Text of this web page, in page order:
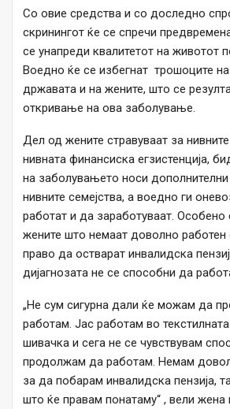
Со овие средства и со доследно
скринингот ќе се спречи
се унапреди квалитетот на животот
Воедно ќе се избегнат трошоците
државата и на жените, што се
откривање на ова заболување.
Дел од жените стравуваат за
нивната финансиска егзистенција,
на заболувањето носи
нивните семејства, а воедно ги
работат и да заработуваат. Особено
жените што немаат доволно работен
право да остварат инвалидска
дијагнозата не се способни да
„Не сум сигурна дали ќе можам да
работам. Јас работам во
шивачка и сега не се чувствувам
продолжам да работам. Немам
за да побарам инвалидска пензија,
што ќе правам понатаму“ , вели жена